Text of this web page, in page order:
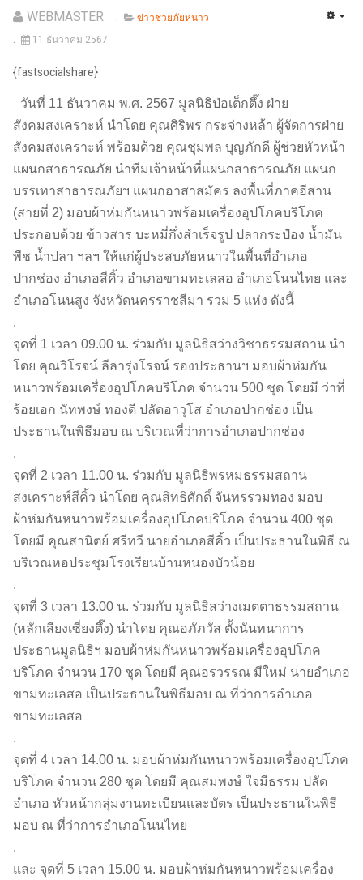
WEBMASTER
ข่าวช่วยภัยหนาว
11 ธันวาคม 2567
{fastsocialshare}
วันที่ 11 ธันวาคม พ.ศ. 2567 มูลนิธิป่อเต็กตึ๊ง ฝ่าย
สังคมสงเคราะห์ นำโดย คุณศิริพร กระจ่างหล้า ผู้จัดการฝ่าย
สังคมสงเคราะห์ พร้อมด้วย คุณชุมพล บุญภักดี ผู้ช่วยหัวหน้า
แผนกสาธารณภัย นำทีมเจ้าหน้าที่แผนกสาธารณภัย แผนก
บรรเทาสาธารณภัยฯ แผนกอาสาสมัคร ลงพื้นที่ภาคอีสาน
(สายที่ 2) มอบผ้าห่มกันหนาวพร้อมเครื่องอุปโภคบริโภค
ประกอบด้วย ข้าวสาร บะหมี่กึ่งสำเร็จรูป ปลากระป๋อง น้ำมัน
พืช น้ำปลา ฯลฯ ให้แก่ผู้ประสบภัยหนาวในพื้นที่อำเภอ
ปากช่อง อำเภอสีคิ้ว อำเภอขามทะเลสอ อำเภอโนนไทย และ
อำเภอโนนสูง จังหวัดนครราชสีมา รวม 5 แห่ง ดังนี้
.
จุดที่ 1 เวลา 09.00 น. ร่วมกับ มูลนิธิสว่างวิชาธรรมสถาน นำ
โดย คุณวิโรจน์ ลีลารุ่งโรจน์ รองประธานฯ มอบผ้าห่มกัน
หนาวพร้อมเครื่องอุปโภคบริโภค จำนวน 500 ชุด โดยมี ว่าที่
ร้อยเอก นัทพงษ์ ทองดี ปลัดอาวุโส อำเภอปากช่อง เป็น
ประธานในพิธีมอบ ณ บริเวณที่ว่าการอำเภอปากช่อง
.
จุดที่ 2 เวลา 11.00 น. ร่วมกับ มูลนิธิพรหมธรรมสถาน
สงเคราะห์สีคิ้ว นำโดย คุณสิทธิศักดิ์ จันทรรวมทอง มอบ
ผ้าห่มกันหนาวพร้อมเครื่องอุปโภคบริโภค จำนวน 400 ชุด
โดยมี คุณสานิตย์ ศรีทวี นายอำเภอสีคิ้ว เป็นประธานในพิธี ณ
บริเวณหอประชุมโรงเรียนบ้านหนองบัวน้อย
.
จุดที่ 3 เวลา 13.00 น. ร่วมกับ มูลนิธิสว่างเมตตาธรรมสถาน
(หลักเสียงเซี่ยงตึ๊ง) นำโดย คุณอภัภวัส ตั้งนันทนาการ
ประธานมูลนิธิฯ มอบผ้าห่มกันหนาวพร้อมเครื่องอุปโภค
บริโภค จำนวน 170 ชุด โดยมี คุณอรวรรณ มีใหม่ นายอำเภอ
ขามทะเลสอ เป็นประธานในพิธีมอบ ณ ที่ว่าการอำเภอ
ขามทะเลสอ
.
จุดที่ 4 เวลา 14.00 น. มอบผ้าห่มกันหนาวพร้อมเครื่องอุปโภค
บริโภค จำนวน 280 ชุด โดยมี คุณสมพงษ์ ใจมีธรรม ปลัด
อำเภอ หัวหน้ากลุ่มงานทะเบียนและบัตร เป็นประธานในพิธี
มอบ ณ ที่ว่าการอำเภอโนนไทย
.
และ จุดที่ 5 เวลา 15.00 น. มอบผ้าห่มกันหนาวพร้อมเครื่อง